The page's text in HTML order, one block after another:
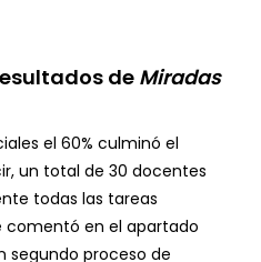
de Miradas
el 60% culminó el
un total de 30 docentes
todas las tareas
comentó en el apartado
segundo proceso de